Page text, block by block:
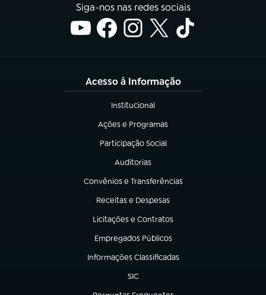
Siga-nos nas redes sociais
Acesso à Informação
Institucional
(abre em nova aba)
Ações e Programas
(abre em nova aba)
Participação Social
(abre em nova aba)
Auditorias
(abre em nova aba)
Convênios e Transferências
(abre em nova aba)
Receitas e Despesas
(abre em nova aba)
Licitações e Contratos
(abre em nova aba)
Empregados Públicos
(abre em nova aba)
Informações Classificadas
(abre em nova aba)
SIC
(abre em nova aba)